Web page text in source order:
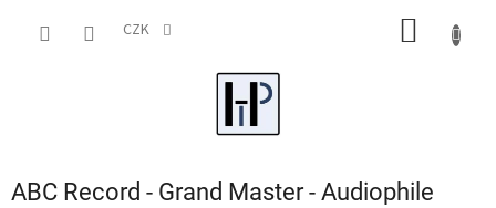
CZK
ABC Record - Grand Master - Audiophile